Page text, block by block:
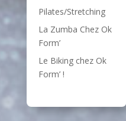
Pilates/Stretching
La Zumba Chez Ok
Form’
Le Biking chez Ok
Form’ !